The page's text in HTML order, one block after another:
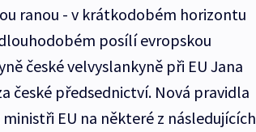
ranou - v krátkodobém horizontu
posílí evropskou
české velvyslankyně při EU Jana
české předsednictví. Nová pravidla
EU na některé z následujících